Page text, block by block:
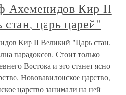
Ахеменидов Кир II
царь царей"
Кир II Великий "Царь стан,
парадоксов. Стоит только
Востока и это станет ясно
Нововавилонское царство,
царство занимали на ней